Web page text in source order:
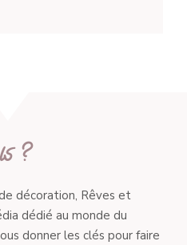
?
décoration, Rêves et
dédié au monde du
donner les clés pour faire